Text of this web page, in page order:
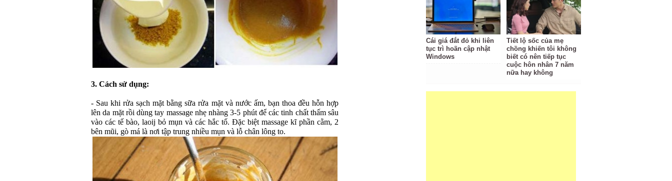
3. Cách sử dụng:
- Sau khi rửa sạch mặt bằng sữa rửa mặt và nước ấm, bạn thoa đều hỗn hợp
lên da mặt rồi dùng tay massage nhẹ nhàng 3-5 phút để các tinh chất thấm sâu
vào các tế bào, laoij bỏ mụn và các hắc tố. Đặc biệt massage kĩ phần cằm, 2
bên mũi, gò má là nơi tập trung nhiều mụn và lỗ chân lông to.
Cái giá đắt đỏ khi liên
tục trì hoãn cập nhật
Windows
Tiết lộ sốc của mẹ
chồng khiến tôi không
biết có nên tiếp tục
cuộc hôn nhân 7 năm
nữa hay không